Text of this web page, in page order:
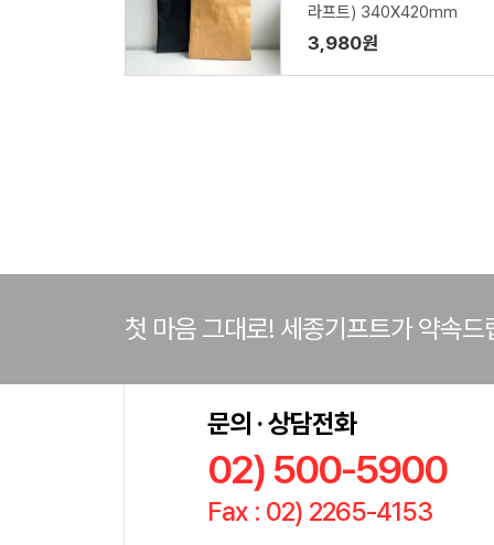
라프트) 340X420mm
3,980원
첫 마음 그대로! 세종기프트가 약속드
문의 · 상담전화
02) 500-5900
Fax : 02) 2265-4153